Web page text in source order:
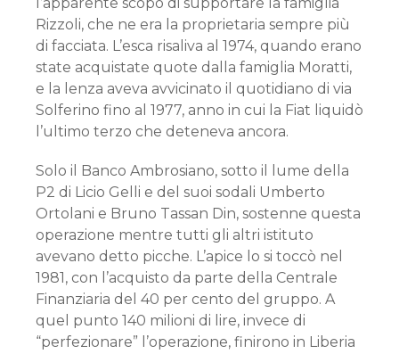
Rizzoli, che ne era la proprietaria sempre più
di facciata. L’esca risaliva al 1974, quando erano
state acquistate quote dalla famiglia Moratti,
e la lenza aveva avvicinato il quotidiano di via
Solferino fino al 1977, anno in cui la Fiat liquidò
l’ultimo terzo che deteneva ancora.
Solo il Banco Ambrosiano, sotto il lume della
P2 di Licio Gelli e del suoi sodali Umberto
Ortolani e Bruno Tassan Din, sostenne questa
operazione mentre tutti gli altri istituto
avevano detto picche. L’apice lo si toccò nel
1981, con l’acquisto da parte della Centrale
Finanziaria del 40 per cento del gruppo. A
quel punto 140 milioni di lire, invece di
“perfezionare” l’operazione, finirono in Liberia